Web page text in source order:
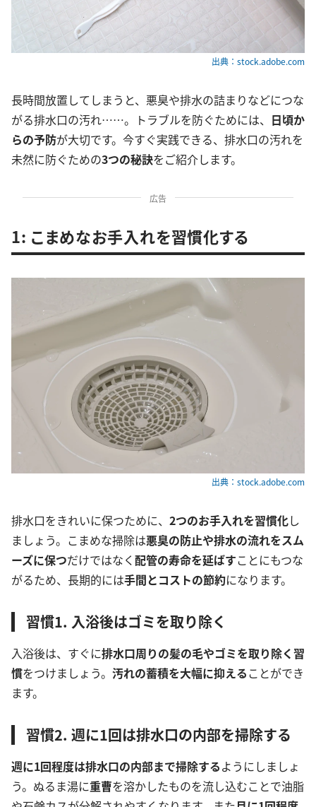
出典：stock.adobe.com
長時間放置してしまうと、悪臭や排水の詰まりなどにつな
がる排水口の汚れ……。トラブルを防ぐためには、 日頃か
らの予防が大切です。今すぐ実践できる、排水口の汚れを
未然に防ぐための3つの秘訣をご紹介します。
広告
1: こまめなお手入れを習慣化する
出典：stock.adobe.com
排水口をきれいに保つために、 2つのお手入れを習慣化し
ましょう。こまめな掃除は悪臭の防止や排水の流れをスム
ーズに保つだけではなく配管の寿命を延ばすことにもつな
がるため、長期的には手間とコストの節約になります。
習慣1. 入浴後はゴミを取り除く
入浴後は、すぐに排水口周りの髪の毛やゴミを取り除く習
慣をつけましょう。 汚れの蓄積を大幅に抑えることができ
ます。
習慣2. 週に1回は排水口の内部を掃除する
週に1回程度は排水口の内部まで掃除するようにしましょ
う。ぬるま湯に重曹を溶かしたものを流し込むことで油脂